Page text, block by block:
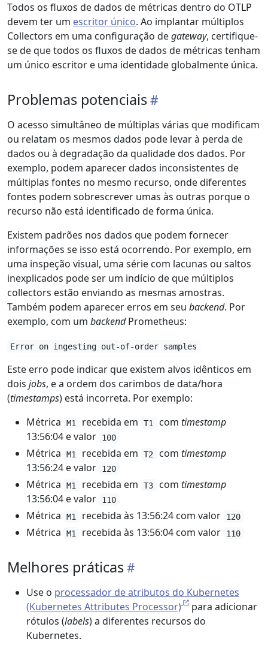
Todos os fluxos de dados de métricas dentro do OTLP
devem ter um escritor único. Ao implantar múltiplos
Collectors em uma configuração degateway, certifique-
se de que todos os fluxos de dados de métricas tenham
um único escritor e uma identidade globalmente única.
Problemas potenciais
O acesso simultâneo de múltiplas várias que modificam
ou relatam os mesmos dados pode levar à perda de
dados ou à degradação da qualidade dos dados. Por
exemplo, podem aparecer dados inconsistentes de
múltiplas fontes no mesmo recurso, onde diferentes
fontes podem sobrescrever umas às outras porque o
recurso não está identificado de forma única.
Existem padrões nos dados que podem fornecer
informações se isso está ocorrendo. Por exemplo, em
uma inspeção visual, uma série com lacunas ou saltos
inexplicados pode ser um indício de que múltiplos
collectors estão enviando as mesmas amostras.
Também podem aparecer erros em seu backend. Por
exemplo, com um backendPrometheus:
Error on ingesting out-of-order samples
Este erro pode indicar que existem alvos idênticos em
dois jobs, e a ordem dos carimbos de data/hora
(timestamps) está incorreta. Por exemplo:
Métrica
M1 recebida em T1 com timestamp
13:56:04 e valor
100
Métrica M1 recebida em T2 com timestamp
13:56:24 e valor
120
Métrica M1 recebida em T3 com timestamp
13:56:04 e valor
110
Métrica M1 recebida às 13:56:24 com valor 120
Métrica M1 recebida às 13:56:04 com valor 110
Melhores práticas
Use o processador de atributos do Kubernetes
(Kubernetes Attributes Processor)
para adicionar
rótulos (labels) a diferentes recursos do
Kubernetes.